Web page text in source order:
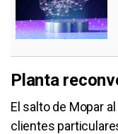
Planta
El salto de Mopar
clientes